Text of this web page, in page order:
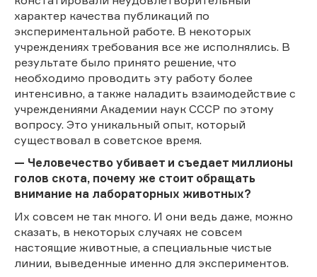
характер качества публикаций по
экспериментальной работе. В некоторых
учреждениях требования все же исполнялись. В
результате было принято решение, что
необходимо проводить эту работу более
интенсивно, а также наладить взаимодействие с
учреждениями Академии наук СССР по этому
вопросу. Это уникальный опыт, который
существовал в советское время.
— Человечество убивает и съедает миллионы
голов скота, почему же стоит обращать
внимание на лабораторных животных?
Их совсем не так много. И они ведь даже, можно
сказать, в некоторых случаях не совсем
настоящие животные, а специальные чистые
линии, выведенные именно для экспериментов.